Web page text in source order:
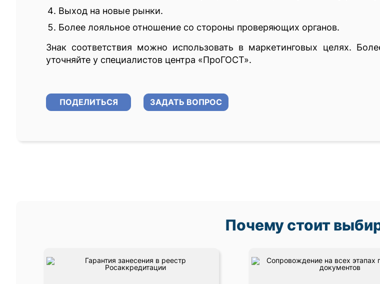
Выход на новые рынки.
Более лояльное отношение со стороны проверяющих органов.
Знак соответствия можно использовать в маркетинговых целях.
уточняйте у специалистов центра «ПроГОСТ».
ПОДЕЛИТЬСЯ ЗАДАТЬ ВОПРОС
Почему стоит